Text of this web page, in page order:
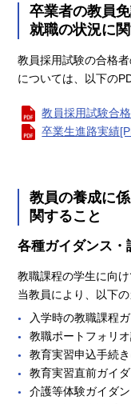
卒業者の教員
就職の状況に
教員採用試験の合格
については、以下の
教員採用試験合
卒業生進路実績
教員の養成に
関すること
各種ガイダンス・
教職課程の学生に向
当教員により、以下
入学時の教職課程
教職ポートフォリオ
教育実習申込手続
教育実習直前ガイ
介護等体験ガイダ